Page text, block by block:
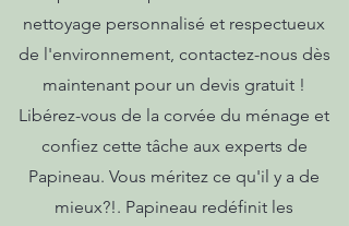
nettoyage personnalisé et respectueux
de l'environnement, contactez-nous dès
maintenant pour un devis gratuit !
Libérez-vous de la corvée du ménage et
confiez cette tâche aux experts de
Papineau. Vous méritez ce qu'il y a de
mieux?!. Papineau redéfinit les